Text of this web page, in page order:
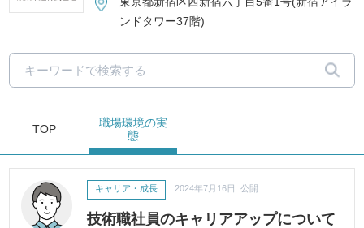
ンドタワー37階)
TOP
職場環境の実
態
技術職社員のキャリアアップについて
キャリア・成長 2024年7月16日 公開